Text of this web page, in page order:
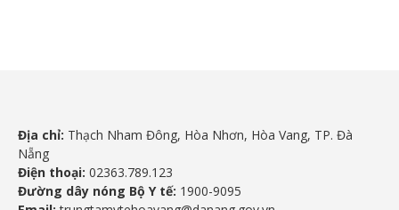
Địa chỉ: Thạch Nham Đông, Hòa Nhơn, Hòa Vang, TP. Đà
Nẵng
Điện thoại: 02363.789.123
Đường dây nóng Bộ Y tế: 1900-9095